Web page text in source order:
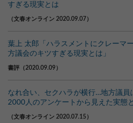
すぎる現実とは
（文春オンライン 2020.09.07）
葉上 太郎「ハラスメントにクレーマ
方議会のキツすぎる現実とは」
書評（2020.09.09）
なれ合い、セクハラが横行…地方議員
2000人のアンケートから見えた実態
（文春オンライン 2020.07.15）